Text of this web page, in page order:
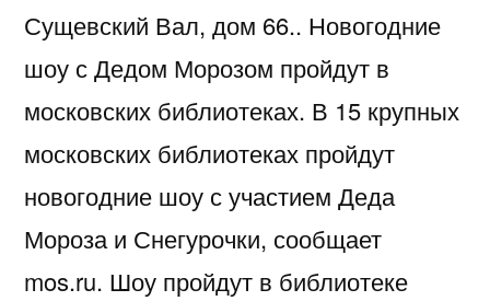
Сущевский Вал, дом 66.. Новогодние
шоу с Дедом Морозом пройдут в
московских библиотеках. В 15 крупных
московских библиотеках пройдут
новогодние шоу с участием Деда
Мороза и Снегурочки, сообщает
mos.ru. Шоу пройдут в библиотеке